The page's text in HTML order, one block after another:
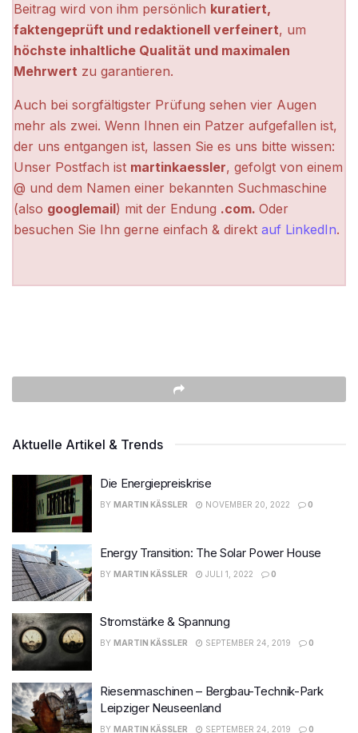
Beitrag wird von ihm persönlich kuratiert,
faktengeprüft und redaktionell verfeinert, um
höchste inhaltliche Qualität und maximalen
Mehrwert zu garantieren.
Auch bei sorgfältigster Prüfung sehen vier Augen
mehr als zwei. Wenn Ihnen ein Patzer aufgefallen ist,
der uns entgangen ist, lassen Sie es uns bitte wissen:
Unser Postfach ist martinkaessler, gefolgt von einem
@ und dem Namen einer bekannten Suchmaschine
(also googlemail) mit der Endung .com. Oder
besuchen Sie Ihn gerne einfach & direkt auf LinkedIn.
Aktuelle Artikel & Trends
Die Energiepreiskrise
BY MARTIN KÄSSLER NOVEMBER 20, 2022 0
Energy Transition: The Solar Power House
BY MARTIN KÄSSLER JULI 1, 2022 0
Stromstärke & Spannung
BY MARTIN KÄSSLER SEPTEMBER 24, 2019 0
Riesenmaschinen – Bergbau-Technik-Park
Leipziger Neuseenland
BY MARTIN KÄSSLER SEPTEMBER 24, 2019 0